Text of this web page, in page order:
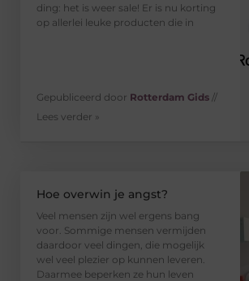
ding: het is weer sale! Er is nu korting
op allerlei leuke producten die in
Gepubliceerd door Rotterdam Gids //
Lees verder »
Hoe overwin je angst?
Veel mensen zijn wel ergens bang
voor. Sommige mensen vermijden
daardoor veel dingen, die mogelijk
wel veel plezier op kunnen leveren.
Daarmee beperken ze hun leven